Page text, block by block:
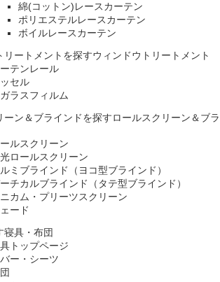
綿(コットン)レースカーテン
ポリエステルレースカーテン
ボイルレースカーテン
ウィンドウトリートメント
テンレール
セル
ラスフィルム
ロールスクリーン＆ブラ
ルスクリーン
ロールスクリーン
ミブラインド（ヨコ型ブラインド）
チカルブラインド（タテ型ブラインド）
カム・プリーツスクリーン
ード
寝具・布団
トップページ
ー・シーツ